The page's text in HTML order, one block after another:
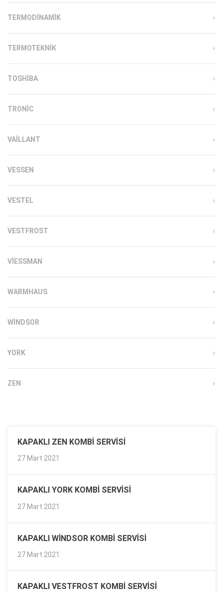
TERMODINAMIK
TERMOTEKNIK
TOSHIBA
TRONIC
VAILLANT
VESSEN
VESTEL
VESTFROST
VIESSMAN
WARMHAUS
WINDSOR
YORK
ZEN
KAPAKLI ZEN KOMBI SERVISI
27 Mart 2021
KAPAKLI YORK KOMBI SERVISI
27 Mart 2021
KAPAKLI WINDSOR KOMBI SERVISI
27 Mart 2021
KAPAKLI VESTFROST KOMBI SERVISI